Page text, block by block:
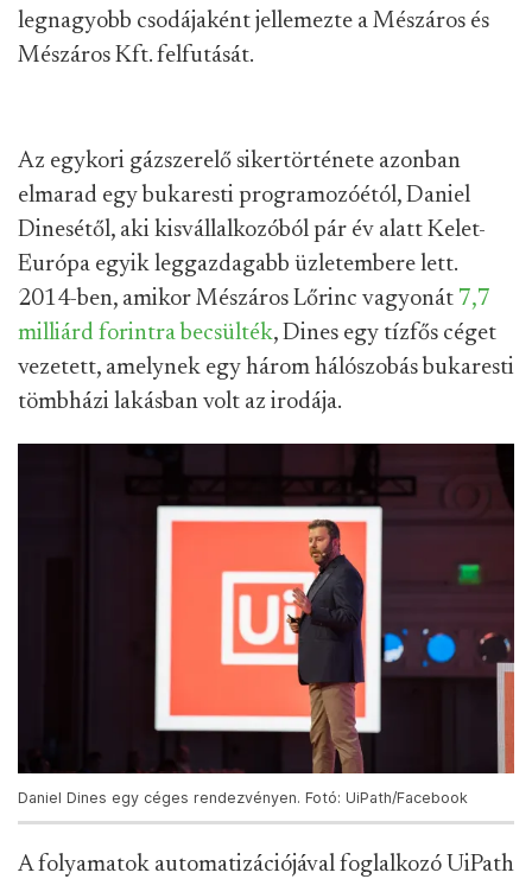
legnagyobb csodájaként jellemezte a Mészáros és
Mészáros Kft. felfutását.
Az egykori gázszerelő sikertörténete azonban
elmarad egy bukaresti programozóétól, Daniel
Dinesétől, aki kisvállalkozóból pár év alatt Kelet-
Európa egyik leggazdagabb üzletembere lett.
2014-ben, amikor Mészáros Lőrinc vagyonát 7,7
milliárd forintra becsülték, Dines egy tízfős céget
vezetett, amelynek egy három hálószobás bukaresti
tömbházi lakásban volt az irodája.
Daniel Dines egy céges rendezvényen. Fotó: UiPath/Facebook
A folyamatok automatizációjával foglalkozó UiPath